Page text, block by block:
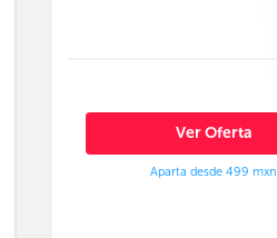
Ver Oferta
Aparta desde 499 mxn